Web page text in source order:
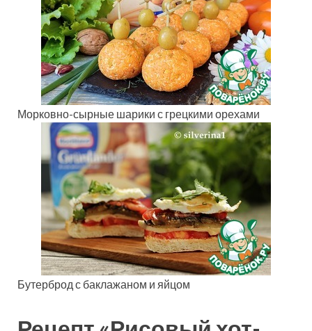
Морковно-сырные шарики с грецкими орехами
Бутерброд с баклажаном и яйцом